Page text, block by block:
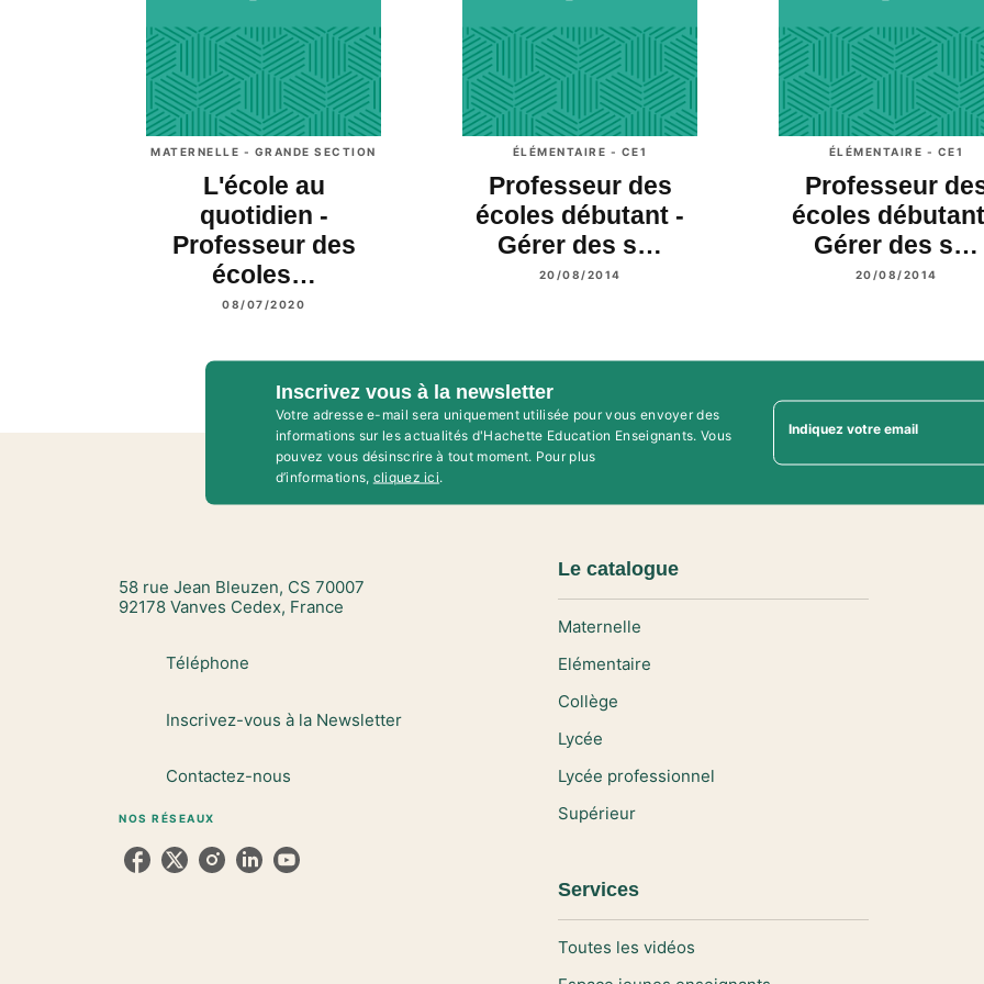
MATERNELLE - GRANDE SECTION
L'école au
quotidien -
Professeur des
écoles…
08/07/2020
ÉLÉMENTAIRE - CE1
Professeur des
écoles débutant -
Gérer des s…
20/08/2014
ÉLÉMENTAIRE - CE1
Professeur
écoles
Gérer des s…
20/08/2014
Inscrivez vous à la newsletter
Votre adresse e-mail sera uniquement utilisée pour vous envoyer des
informations sur les actualités d'Hachette Education Enseignants. Vous
pouvez vous désinscrire à tout moment. Pour plus
d’informations, cliquez ici.
Indiquez votre email
58 rue Jean Bleuzen, CS 70007
92178 Vanves Cedex, France
Téléphone
Inscrivez-vous à la Newsletter
Contactez-nous
NOS RÉSEAUX
Le catalogue
Maternelle
Elémentaire
Collège
Lycée
Lycée professionnel
Supérieur
Services
Toutes les vidéos